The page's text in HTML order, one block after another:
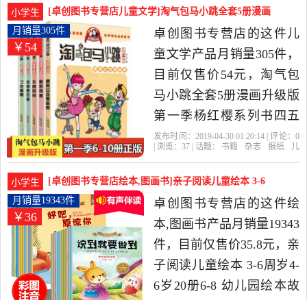
笑校园珍藏版93好看的书
是2019年卓创图书专营店
精选书籍,杂志,报纸当中性
价比很高的漫画书籍，由
浙江 杭州发货。
小学生
[卓创图书专营店儿童文学]淘气包马小跳全套5册漫画
升级版第一季月销量305件仅售54元
￥54
月销量305件
卓创图书专营店的这件儿
童文学产品月销量305件，
目前仅售价54元，淘气包
马小跳全套5册漫画升级版
第一季杨红樱系列书四五
六年级 丁克舅舅宠物集中
果暑假奇遇的小学生9-12岁
是2019年卓创图书专营店
精选书籍,杂志,报纸当中性
价比很高的儿童文学，由
浙江 杭州发货。
发布时间：2019-04-30 01:20:14 | 评论： 0
| 浏览： 37 | 话题： 书籍 杂志 报纸
儿
小学生
[卓创图书专营店绘本,图画书]亲子阅读儿童绘本 3-6
周岁4-6岁月销量19343件仅售35.8元
￥36
月销量19343件
卓创图书专营店的这件绘
本,图画书产品月销量19343
件，目前仅售价35.8元，亲
子阅读儿童绘本 3-6周岁4-
6岁20册6-8 幼儿园绘本故